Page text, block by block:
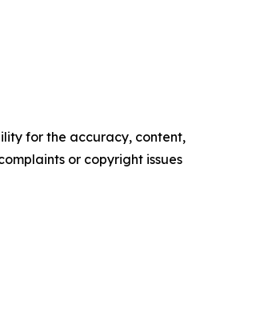
for the accuracy, content,
or copyright issues